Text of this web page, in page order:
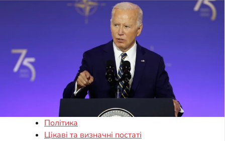
Політика
Цікаві та визначні постаті